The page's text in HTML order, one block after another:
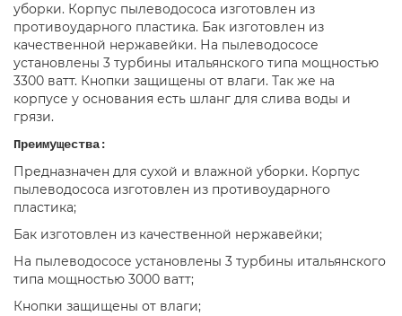
уборки. Корпус пылеводососа изготовлен из
противоударного пластика. Бак изготовлен из
качественной нержавейки. На пылеводососе
установлены 3 турбины итальянского типа мощностью
3300 ватт. Кнопки защищены от влаги. Так же на
корпусе у основания есть шланг для слива воды и
грязи.
Преимущества:
Предназначен для сухой и влажной уборки. Корпус
пылеводососа изготовлен из противоударного
пластика;
Бак изготовлен из качественной нержавейки;
На пылеводососе установлены 3 турбины итальянского
типа мощностью 3000 ватт;
Кнопки защищены от влаги;